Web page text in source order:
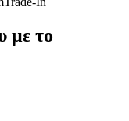
με το